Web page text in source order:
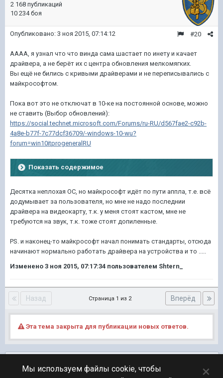
2 168 публикаций
10 234 боя
#20
Опубликовано: 3 ноя 2015, 07:14:12
АААА, я узнал что что винда сама шастает по инету и качает
драйвера, а не берёт их с центра обновления мелкомягких.
Вы ещё не бились с кривыми драйверами и не переписывались с
майкрософтом.
Пока вот это не отключат в 10-ке на постоянной основе, можно
не ставить (Выбор обновлений):
https://social.technet.microsoft.com/Forums/ru-RU/d567fae2-c92b-
4a8e-b77f-7c77dcf36709/-windows-10-wu?
forum=win10itprogeneralRU
Показать содержимое
Десятка неплохая ОС, но майкрософт идёт по пути аппла, т.е. всё
додумывает за пользователя, но мне не надо последнии
драйвера на видеокарту, т.к. у меня стоят кастом, мне не
требуются на звук, т.к. тоже стоят допиленные.
PS. и наконец-то майкрософт начал понимать стандарты, отсюда
начинают нормально работать драйвера на устройства и то .....
Изменено 3 ноя 2015, 07:17:34 пользователем Shtern_
Назад Вперёд
Страница 1 из 2
Эта тема закрыта для публикации новых ответов.
Мы используем файлы cookie, чтобы
×